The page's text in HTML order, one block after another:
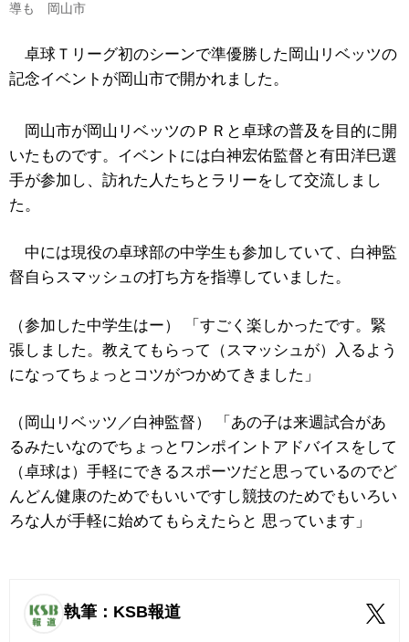
導も 岡山市
卓球Ｔリーグ初のシーンで準優勝した岡山リベッツの
記念イベントが岡山市で開かれました。
岡山市が岡山リベッツのＰＲと卓球の普及を目的に開
いたものです。イベントには白神宏佑監督と有田洋巳選
手が参加し、訪れた人たちとラリーをして交流しまし
た。
中には現役の卓球部の中学生も参加していて、白神監
督自らスマッシュの打ち方を指導していました。
（参加した中学生はー） 「すごく楽しかったです。緊
張しました。教えてもらって（スマッシュが）入るよう
になってちょっとコツがつかめてきました」
（岡山リベッツ／白神監督） 「あの子は来週試合があ
るみたいなのでちょっとワンポイントアドバイスをして
（卓球は）手軽にできるスポーツだと思っているのでど
んどん健康のためでもいいですし競技のためでもいろい
ろな人が手軽に始めてもらえたらと 思っています」
執筆：KSB報道